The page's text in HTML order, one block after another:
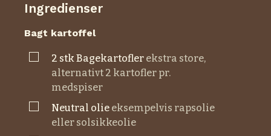
Ingredienser
Bagt kartoffel
▢2 stk bagekartofler ekstra store,
alternativt 2 kartofler pr.
medspiser
▢ neutral olie eksempelvis rapsolie
eller solsikkeolie